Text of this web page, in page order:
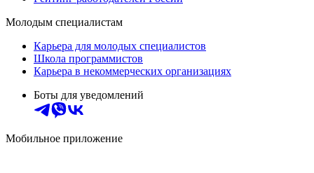
Молодым специалистам
Карьера для молодых специалистов
Школа программистов
Карьера в некоммерческих организациях
Боты для уведомлений
Мобильное приложение